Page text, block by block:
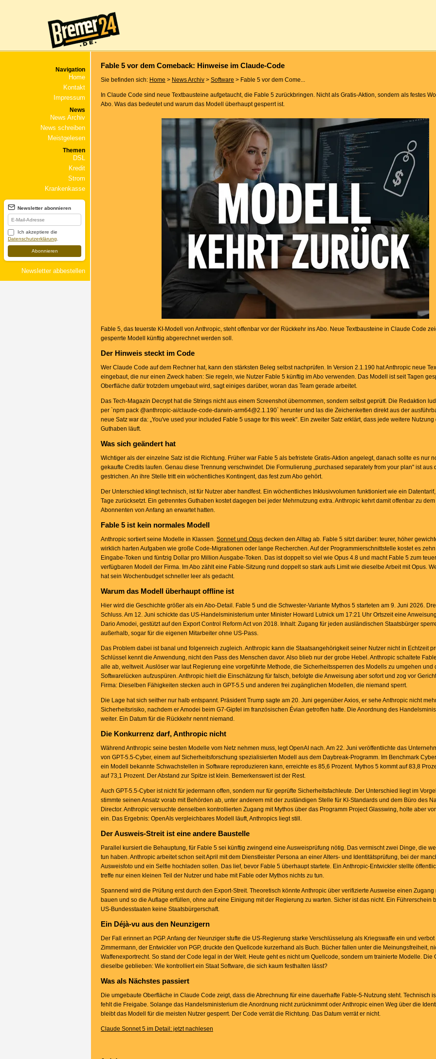
Navigation
Home
Kontakt
Impressum
News
News Archiv
News schreiben
Meistgelesen
Themen
DSL
Kredit
Strom
Krankenkasse
Newsletter abonnieren
Ich akzeptiere die
Datenschutzerklärung
Abonnieren
Newsletter abbestellen
Fable 5 vor dem Comeback: Hinweise im Claude-Code
Sie befinden sich: Home > News Archiv > Software > Fable 5 vor dem Come...
In Claude Code sind neue Textbausteine aufgetaucht, die Fable 5 zurückbringen. Nicht als Gratis-Aktion, sondern als festes
Abo. Was das bedeutet und warum das Modell überhaupt gesperrt ist.
Fable 5, das teuerste KI-Modell von Anthropic, steht offenbar vor der Rückkehr ins Abo. Neue Textbausteine in Claude Code
gesperrte Modell künftig abgerechnet werden soll.
Der Hinweis steckt im Code
Wer Claude Code auf dem Rechner hat, kann den stärksten Beleg selbst nachprüfen. In Version 2.1.190 hat Anthropic neue
eingebaut, die nur einen Zweck haben: Sie regeln, wie Nutzer Fable 5 künftig im Abo verwenden. Das Modell ist seit Tagen
Oberfläche dafür trotzdem umgebaut wird, sagt einiges darüber, woran das Team gerade arbeitet.
Das Tech-Magazin Decrypt hat die Strings nicht aus einem Screenshot übernommen, sondern selbst geprüft. Die Redaktion
per `npm pack @anthropic-ai/claude-code-darwin-arm64@2.1.190` herunter und las die Zeichenketten direkt aus der
neue Satz war da: „You've used your included Fable 5 usage for this week". Ein zweiter Satz erklärt, dass jede weitere
Guthaben läuft.
Was sich geändert hat
Wichtiger als der einzelne Satz ist die Richtung. Früher war Fable 5 als befristete Gratis-Aktion angelegt, danach sollte es nur
gekaufte Credits laufen. Genau diese Trennung verschwindet. Die Formulierung „purchased separately from your plan" ist aus
gestrichen. An ihre Stelle tritt ein wöchentliches Kontingent, das fest zum Abo gehört.
Der Unterschied klingt technisch, ist für Nutzer aber handfest. Ein wöchentliches Inklusivvolumen funktioniert wie ein
Tage zurücksetzt. Ein getrenntes Guthaben kostet dagegen bei jeder Mehrnutzung extra. Anthropic kehrt damit offenbar zu
Abonnenten von Anfang an erwartet hatten.
Fable 5 ist kein normales Modell
Anthropic sortiert seine Modelle in Klassen. Sonnet und Opus decken den Alltag ab. Fable 5 sitzt darüber: teurer, höher
wirklich harten Aufgaben wie große Code-Migrationen oder lange Recherchen. Auf der Programmierschnittstelle kostet es
Eingabe-Token und fünfzig Dollar pro Million Ausgabe-Token. Das ist doppelt so viel wie Opus 4.8 und macht Fable 5 zum
verfügbaren Modell der Firma. Im Abo zählt eine Fable-Sitzung rund doppelt so stark aufs Limit wie dieselbe Arbeit mit Opus.
hat sein Wochenbudget schneller leer als gedacht.
Warum das Modell überhaupt offline ist
Hier wird die Geschichte größer als ein Abo-Detail. Fable 5 und die Schwester-Variante Mythos 5 starteten am 9. Juni 2026.
Schluss. Am 12. Juni schickte das US-Handelsministerium unter Minister Howard Lutnick um 17:21 Uhr Ortszeit eine
Dario Amodei, gestützt auf den Export Control Reform Act von 2018. Inhalt: Zugang für jeden ausländischen Staatsbürger
außerhalb, sogar für die eigenen Mitarbeiter ohne US-Pass.
Das Problem dabei ist banal und folgenreich zugleich. Anthropic kann die Staatsangehörigkeit seiner Nutzer nicht in Echtzeit
Schlüssel kennt die Anwendung, nicht den Pass des Menschen davor. Also blieb nur der grobe Hebel. Anthropic schaltete
alle ab, weltweit. Auslöser war laut Regierung eine vorgeführte Methode, die Sicherheitssperren des Modells zu umgehen und
Softwarelücken aufzuspüren. Anthropic hielt die Einschätzung für falsch, befolgte die Anweisung aber sofort und zog vor
Firma: Dieselben Fähigkeiten stecken auch in GPT-5.5 und anderen frei zugänglichen Modellen, die niemand sperrt.
Die Lage hat sich seither nur halb entspannt. Präsident Trump sagte am 20. Juni gegenüber Axios, er sehe Anthropic nicht
Sicherheitsrisiko, nachdem er Amodei beim G7-Gipfel im französischen Évian getroffen hatte. Die Anordnung des
weiter. Ein Datum für die Rückkehr nennt niemand.
Die Konkurrenz darf, Anthropic nicht
Während Anthropic seine besten Modelle vom Netz nehmen muss, legt OpenAI nach. Am 22. Juni veröffentlichte das
von GPT-5.5-Cyber, einem auf Sicherheitsforschung spezialisierten Modell aus dem Daybreak-Programm. Im Benchmark
ein Modell bekannte Schwachstellen in Software reproduzieren kann, erreichte es 85,6 Prozent. Mythos 5 kommt auf 83,8
auf 73,1 Prozent. Der Abstand zur Spitze ist klein. Bemerkenswert ist der Rest.
Auch GPT-5.5-Cyber ist nicht für jedermann offen, sondern nur für geprüfte Sicherheitsfachleute. Der Unterschied liegt im
stimmte seinen Ansatz vorab mit Behörden ab, unter anderem mit der zuständigen Stelle für KI-Standards und dem Büro des
Director. Anthropic versuchte denselben kontrollierten Zugang mit Mythos über das Programm Project Glasswing, holte aber
ein. Das Ergebnis: OpenAIs vergleichbares Modell läuft, Anthropics liegt still.
Der Ausweis-Streit ist eine andere Baustelle
Parallel kursiert die Behauptung, für Fable 5 sei künftig zwingend eine Ausweisprüfung nötig. Das vermischt zwei Dinge, die
tun haben. Anthropic arbeitet schon seit April mit dem Dienstleister Persona an einer Alters- und Identitätsprüfung, bei der
Ausweisfoto und ein Selfie hochladen sollen. Das lief, bevor Fable 5 überhaupt startete. Ein Anthropic-Entwickler stellte
treffe nur einen kleinen Teil der Nutzer und habe mit Fable oder Mythos nichts zu tun.
Spannend wird die Prüfung erst durch den Export-Streit. Theoretisch könnte Anthropic über verifizierte Ausweise einen Zugang
bauen und so die Auflage erfüllen, ohne auf eine Einigung mit der Regierung zu warten. Sicher ist das nicht. Ein Führerschein
US-Bundesstaaten keine Staatsbürgerschaft.
Ein Déjà-vu aus den Neunzigern
Der Fall erinnert an PGP. Anfang der Neunziger stufte die US-Regierung starke Verschlüsselung als Kriegswaffe ein und verbot
Zimmermann, der Entwickler von PGP, druckte den Quellcode kurzerhand als Buch. Bücher fallen unter die Meinungsfreiheit,
Waffenexportrecht. So stand der Code legal in der Welt. Heute geht es nicht um Quellcode, sondern um trainierte Modelle. Die
dieselbe geblieben: Wie kontrolliert ein Staat Software, die sich kaum festhalten lässt?
Was als Nächstes passiert
Die umgebaute Oberfläche in Claude Code zeigt, dass die Abrechnung für eine dauerhafte Fable-5-Nutzung steht. Technisch
fehlt die Freigabe. Solange das Handelsministerium die Anordnung nicht zurücknimmt oder Anthropic einen Weg über die
bleibt das Modell für die meisten Nutzer gesperrt. Der Code verrät die Richtung. Das Datum verrät er nicht.
Claude Sonnet 5 im Detail: jetzt nachlesen